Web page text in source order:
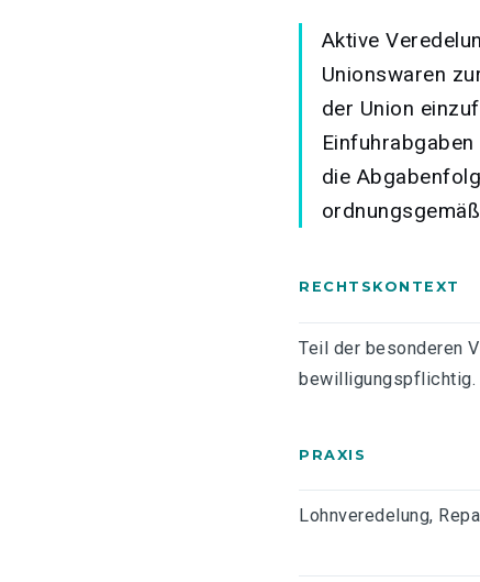
Aktive
Unionswaren
der Union
die
RECHTSKONTEXT
Teil der besonderen
bewilligungspflichtig.
PRAXIS
Lohnveredelung,